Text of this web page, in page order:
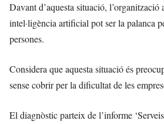
Davant d’aquesta situació,
intel·ligència artificial pot ser la palanca
persones.
Considera que aquesta situació és
sense cobrir per la dificultat de les
El diagnòstic parteix de l’informe